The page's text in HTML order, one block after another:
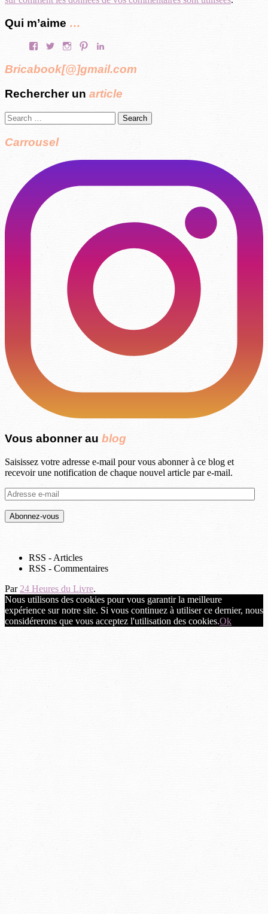
Qui m’aime …
FacebookTwitterInstagramPinterest
Bricabook[@]gmail.com
Rechercher un article
Search
for:
Carrousel
Vous abonner au blog
Saisissez votre adresse e-mail pour vous abonner à ce blog et
recevoir une notification de chaque nouvel article par e-mail.
Adresse
e-
mail
RSS - Articles
RSS - Commentaires
Par 24 Heures du Livre.
Nous utilisons des cookies pour vous garantir la meilleure
expérience sur notre site. Si vous continuez à utiliser ce dernier, nous
considérerons que vous acceptez l'utilisation des cookies.Ok